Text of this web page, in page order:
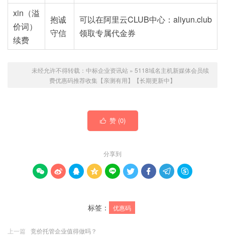
xin（溢
价词）
续费
抱诚
守信
可以在阿里云CLUB中心：aliyun.club
领取专属代金券
未经允许不得转载： 中标企业资讯站» 5118域名主机新媒体会员续
费优惠码推荐收集【亲测有用】【长期更新中】
 赞 (0)
分享到
        
标签： 优惠码
上一篇
竞价托管企业值得做吗？